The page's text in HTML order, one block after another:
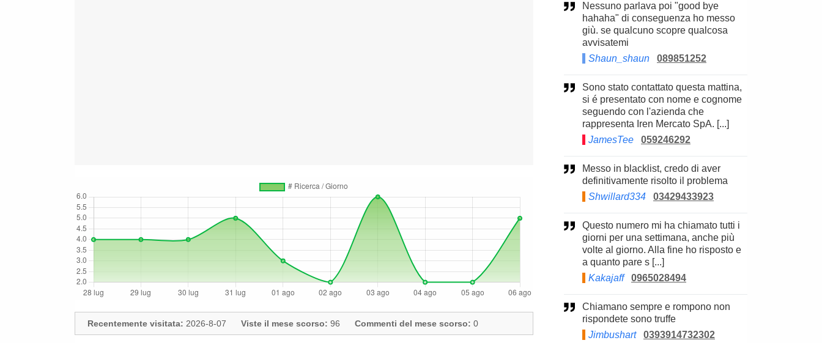
Recentemente visitata: 2026-8-07 Viste il mese scorso: 96 Commenti del mese scorso: 0
Nessuno parlava poi "good bye
hahaha" di conseguenza ho messo
giù. se qualcuno scopre qualcosa
avvisatemi
Shaun_shaun
089851252
Sono stato contattato questa mattina,
si é presentato con nome e cognome
seguendo con l'azienda che
rappresenta Iren Mercato SpA. [...]
JamesTee
059246292
Messo in blacklist, credo di aver
definitivamente risolto il problema
Shwillard334
03429433923
Questo numero mi ha chiamato tutti i
giorni per una settimana, anche più
volte al giorno. Alla fine ho risposto e
a quanto pare s [...]
Kakajaff
0965028494
Chiamano sempre e rompono non
rispondete sono truffe
Jimbushart
0393914732302